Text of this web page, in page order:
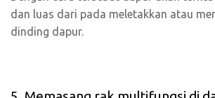
dan luas dari pada meletakkan atau
dinding dapur.